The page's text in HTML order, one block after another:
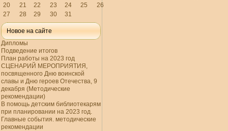
20
21 22 23 24 25
26
27
28 29 30 31
Новое на сайте
Дипломы
Подведение итогов
План работы на 2023 год
СЦЕНАРИЙ МЕРОПРИЯТИЯ,
посвященного Дню воинской
славы и Дню героев Отечества, 9
декабря (Методические
рекомендации)
В помощь детским библиотекарям
при планировании на 2023 год.
Главные события. методические
рекомендации